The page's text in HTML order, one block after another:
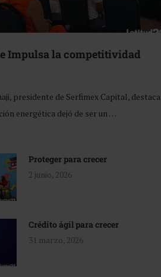
Impulsa la competitividad
presidente de Serfimex Capital, destaca
energética dejó de ser un …
Proteger para crecer
2 junio, 2026
Crédito ágil para crecer
31 marzo, 2026